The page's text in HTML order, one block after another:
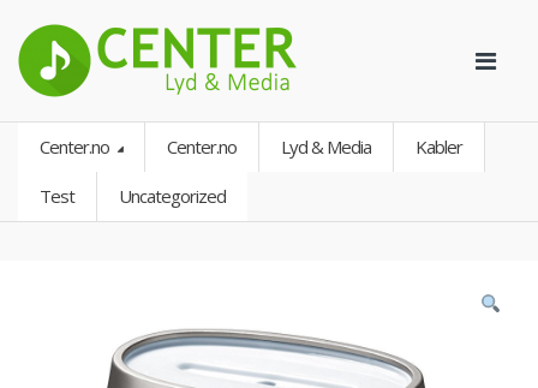
Center.no Center.no Lyd & Media Kabler
Test Uncategorized